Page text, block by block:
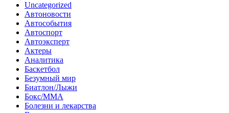
Uncategorized
Автоновости
Автособытия
Автоспорт
Автоэксперт
Актеры
Аналитика
Баскетбол
Безумный мир
Биатлон/Лыжи
Бокс/MMA
Болезни и лекарства